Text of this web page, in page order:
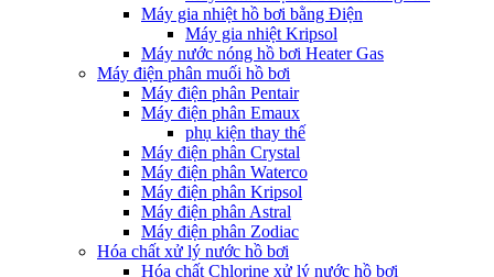
Máy gia nhiệt hồ bơi bằng Điện
Máy gia nhiệt Kripsol
Máy nước nóng hồ bơi Heater Gas
Máy điện phân muối hồ bơi
Máy điện phân Pentair
Máy điện phân Emaux
phụ kiện thay thế
Máy điện phân Crystal
Máy điện phân Waterco
Máy điện phân Kripsol
Máy điện phân Astral
Máy điện phân Zodiac
Hóa chất xử lý nước hồ bơi
Hóa chất Chlorine xử lý nước hồ bơi